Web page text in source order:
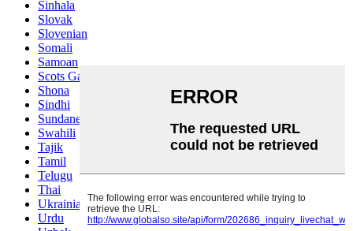
Sinhala
Slovak
Slovenian
Somali
Samoan
Scots Gaelic
Shona
Sindhi
Sundanese
Swahili
Tajik
Tamil
Telugu
Thai
Ukrainian
Urdu